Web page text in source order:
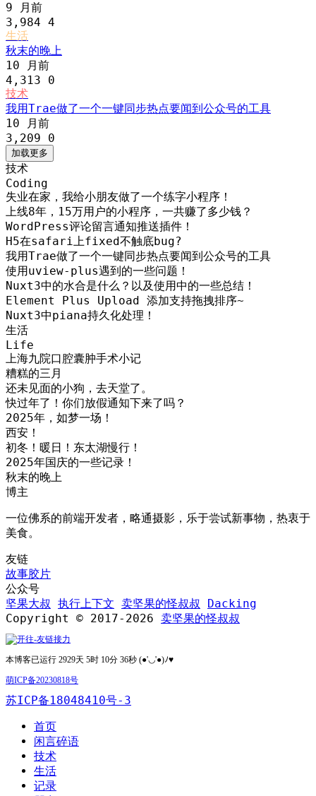
9 月前
3,984 4
生活
秋末的晚上
10 月前
4,313 0
技术
我用Trae做了一个一键同步热点要闻到公众号的工具
10 月前
3,209 0
加载更多
技术
Coding
失业在家，我给小朋友做了一个练字小程序！
上线8年，15万用户的小程序，一共赚了多少钱？
WordPress评论留言通知推送插件！
H5在safari上fixed不触底bug?
我用Trae做了一个一键同步热点要闻到公众号的工具
使用uview-plus遇到的一些问题！
Nuxt3中的水合是什么？以及使用中的一些总结！
Element Plus Upload 添加支持拖拽排序~
Nuxt3中piana持久化处理！
生活
Life
上海九院口腔囊肿手术小记
糟糕的三月
还未见面的小狗，去天堂了。
快过年了！你们放假通知下来了吗？
2025年，如梦一场！
西安！
初冬！暖日！东太湖慢行！
2025年国庆的一些记录！
秋末的晚上
博主
一位佛系的前端开发者，略通摄影，乐于尝试新事物，热衷于
美食。
友链
故事胶片
公众号
坚果大叔 执行上下文 卖坚果的怪叔叔
Dacking
Copyright © 2017-2026 卖坚果的怪叔叔
本博客已运行 2929天 5时 10分 36秒 (●'◡'●)ﾉ♥
萌ICP备20230818号
苏ICP备18048410号-3
首页
闲言碎语
技术
生活
记录